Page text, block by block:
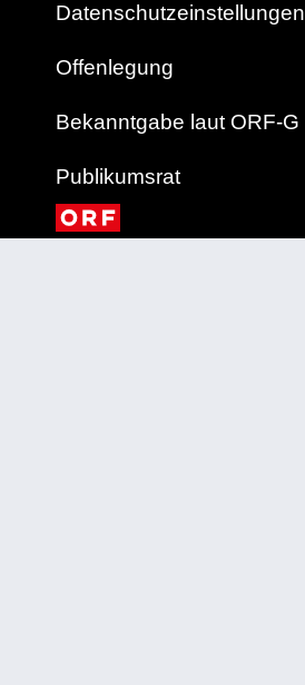
Datenschutzeinstellungen
Offenlegung
Bekanntgabe laut ORF-G
Publikumsrat